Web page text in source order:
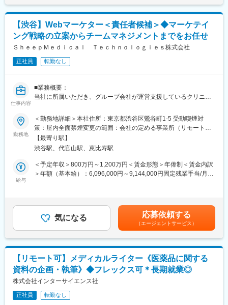
立案し、自分の運用でクリニックのリードが増え、契約数が伸
び、売上が上がっていくという手触り感を感じられる業務です。
変更の範囲：会社の定める業務
矯正器具の製造・販売を行っています。
キレイライン矯正は、美容クリニックや大手脱毛クリニックの立
ち上げを行った医師でもある当社CEOと、業界で名前の知られる
マーケティング会社の代表がタッグを組み「矯正を通じて笑顔に
なる人を増やしたい」という志によって生まれたブランドです。
『高額でハードルが高い』という従来のイメージを変え、多くの
方の歯の悩みを解決したいとブランドを育ててきた結果、既に10
万人以上の患者様が笑顔になるお手伝いをしてきました。
2022年6月にマーケティングに特化した子会社である
SheepMedical Technologies株式会社を設立、また同年9月にはク
設立し、キレイライン矯正だけにとどまらず幅広い歯科の領域で
患者様を笑顔にするサービスを展開しております。
変更の範囲：会社の定める業務
【渋谷】Webマーケター＜責任者候補＞◆マーケテイ
ング戦略の立案からチームマネジメントまでをお任せ
ＳｈｅｅｐＭｅｄｉｃａｌ Ｔｅｃｈｎｏｌｏｇｉｅｓ株式会社
正社員 転勤なし
仕事内容
■業務概要：
当社に所属いただき、グループ会社が運営支援しているクリニッ
■業務内容詳細：
◇マーケティング戦略の立案
※分析した数値・市場のトレンドを元に、担当する事業の売上を最
大化するためのマーケティング戦略の立案・遂行
◇事業計画の立案から実行まで
※立案した戦略を軸に事業計画の立案から実行までをお任せしま
メントをお任せします。
矯正器具の製造・販売を行っています。
キレイライン矯正は、美容クリニックや大手脱毛クリニックの立
ち上げを行った医師でもある当社CEOと、業界で名前の知られる
マーケティング会社の代表がタッグを組み「矯正を通じて笑顔に
なる人を増やしたい」という志によって生まれたブランドです。
『高額でハードルが高い』という従来のイメージを変え、多くの
勤務地
＜勤務地詳細＞本社住所：東京都渋谷区鶯谷町1-5 受動喫煙対
策：屋内全面禁煙変更の範囲：会社の定める事業所（リモートワ
ーク含む）
【最寄り駅】
渋谷駅、代官山駅、恵比寿駅
給与
＜予定年収＞800万円～1,200万円＜賃金形態＞年俸制＜賃金内訳
＞年額（基本給）：6,096,000円～9,144,000円固定残業手当/月：
金はあくまでも目安の金額であり、選考を通じて上下する可能性
があります。月給(月額)は固定手当を含めた表記です。
気になる 応募依頼する
（エージェントサービス）
【リモート可】メディカルライター《医薬品に関する
資料の企画・執筆》◆フレックス可＊長期就業◎
株式会社インターサイエンス社
正社員 転勤なし